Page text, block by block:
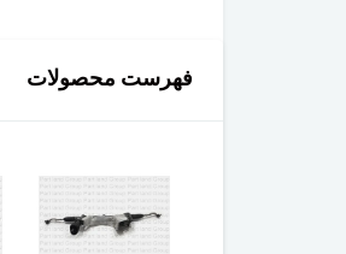
فهرست محصولات